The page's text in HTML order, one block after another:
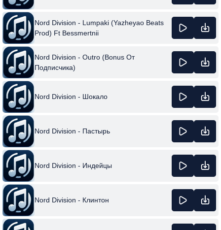
Nord Division - Lumpaki (Yazheyao Beats
Prod) Ft Bessmertnii
Nord Division - Outro (Bonus От
Подписчика)
Nord Division - Шокало
Nord Division - Пастырь
Nord Division - Индейцы
Nord Division - Клинтон